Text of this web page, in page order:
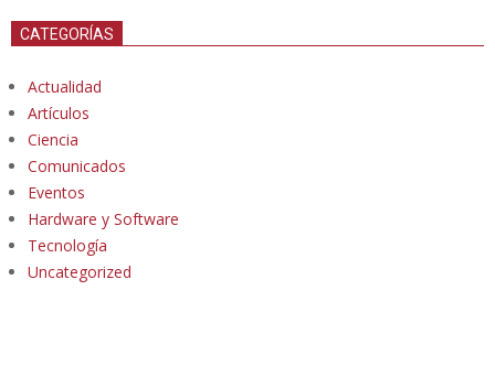
CATEGORÍAS
Actualidad
Artículos
Ciencia
Comunicados
Eventos
Hardware y Software
Tecnología
Uncategorized